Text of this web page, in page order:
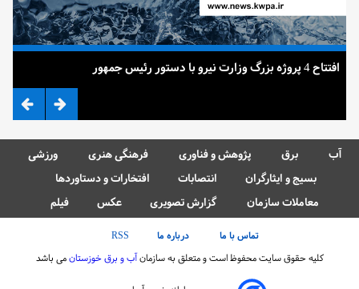
افتتاح 4 پروژه بزرگ وزارت نیرو با دستور رئیس جمهور
آب برق پژوهش و فناوری فرهنگی هنری
ورزشی
بسیج و ایثارگران
انتصابات
افتخارات و دستاوردها
معاملات سازمان
گزارش تصویری عکس فیلم
تماس با ما درباره ما
RSS
کلیه حقوق سایت محفوظ است و متعلق به سازمانآب و برق خوزستانمی باشد